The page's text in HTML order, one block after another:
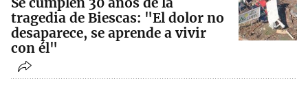
tragedia de Biescas: "El dolor no
desaparece, se aprende a vivir
con él"